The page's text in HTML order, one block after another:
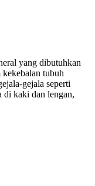
yang dibutuhkan
kekebalan tubuh
gejala seperti
di kaki dan lengan,